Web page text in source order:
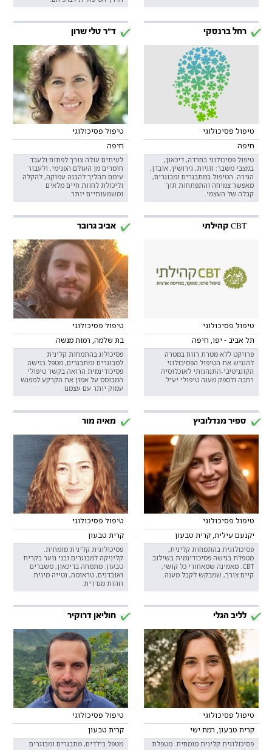
רחל ברנסקי
טיפול פסיכולוגי
חיפה
טיפול פסיכולוגי בחרדה, דיכאון,
במצבי משבר: זוגיות, גירושין, אובדן,
הגירה. הטיפול במתבגרים ומבוגרים,
מאפשר צמיחה והתפתחות תוך
קבלה של העצמי.
ד"ר טלי שרון
טיפול פסיכולוגי
חיפה
לעיתים עולה צורך לפתוח ולעבד
חומרים מן העולם הפנימי, ולעבור
עימם תהליך להבנה עמוקה, להקלה
וליכולת לחוות חיים מלאים
ומשמעותיים יותר.
CBT קהילתי
טיפול פסיכולוגי
תל אביב - יפו, חיפה
פרויקט ללא מטרת רווח במטרה
להנגיש את הטיפול הפסיכולוגי
הקוגניטיבי-התנהגותי לאוכלוסיה
רחבה ולספק מענה טיפולי יעיל.
אביב גרובר
טיפול פסיכולוגי
בת שלמה, רמות מנשה
פסיכולוג בהתמחות קלינית
למבוגרים ומתבגרים, מטפל בגישה
פסיכודינמית הרואה בקשר טיפולי
המבוסס על אמון את הקרקע למפגש
עמוק יותר עם עצמנו.
ספיר מנדלוביץ
טיפול פסיכולוגי
יקנעם עילית, קרית טבעון
פסיכולוגית בהתמחות קלינית,
מטפלת בגישה פסיכודינמית בשילוב
CBT. מאמינה שמאחורי כל קושי,
קיים צורך, שמבקש לקבל מענה.
מאיה מור
טיפול פסיכולוגי
קרית טבעון
פסיכולוגית קלינית מומחית.
קליניקה למבוגרים ובני נוער בקרית
טבעון. מתמחה בדיכאון, משברים
ואובדנים, טראומה, נטייה מינית
וזהות מגדרית.
לליב הגלי
טיפול פסיכולוגי
קרית טבעון, רמת ישי
פסיכולוגית קלינית מומחית. מטפלת
חוליאן דרוקיר
טיפול פסיכולוגי
קרית טבעון
מטפל בילדים, מתבגרים ומבוגרים.